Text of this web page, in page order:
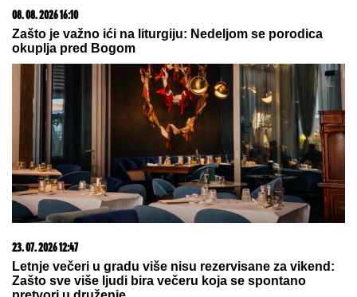
03. 08. 2026 07:31
25.000 kupaca već kupuje uz PerSu Extra. A ti? Saznaj
više